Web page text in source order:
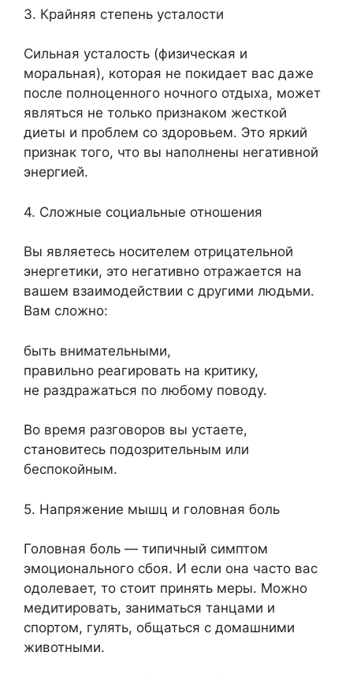
3. Крайняя степень усталости
Сильная усталость (физическая и
моральная), которая не покидает вас даже
после полноценного ночного отдыха, может
являться не только признаком жесткой
диеты и проблем со здоровьем. Это яркий
признак того, что вы наполнены негативной
энергией.
4. Сложные социальные отношения
Вы являетесь носителем отрицательной
энергетики, это негативно отражается на
вашем взаимодействии с другими людьми.
Вам сложно:
быть внимательными,
правильно реагировать на критику,
не раздражаться по любому поводу.
Во время разговоров вы устаете,
становитесь подозрительным или
беспокойным.
5. Напряжение мышц и головная боль
Головная боль — типичный симптом
эмоционального сбоя. И если она часто вас
одолевает, то стоит принять меры. Можно
медитировать, заниматься танцами и
спортом, гулять, общаться с домашними
животными.